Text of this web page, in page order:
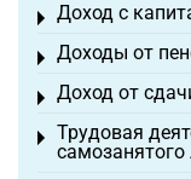
Доход с
Toggle menu
Доходы от
Toggle menu
Доход от
Toggle menu
Трудовая
самозанятого
Toggle menu